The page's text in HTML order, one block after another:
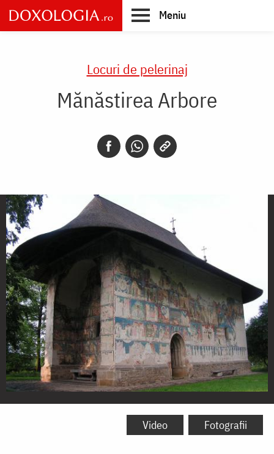
Skip
to
main
Meniu
Locuri de pelerinaj
Mănăstirea Arbore
Mănăstirea
Video Fotografii